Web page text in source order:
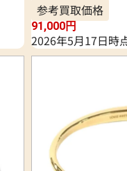
参考買取価格
91,000円
2026年5月17日時